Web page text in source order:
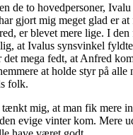
de to hovedpersoner,
gjort mig meget glad er at
er blevet mere lige. I den
at Ivalus synsvinkel
mega fedt, at Anfred
at holde styr på alle
folk.
tænkt mig, at man fik mere
evige vinter kom. Mere